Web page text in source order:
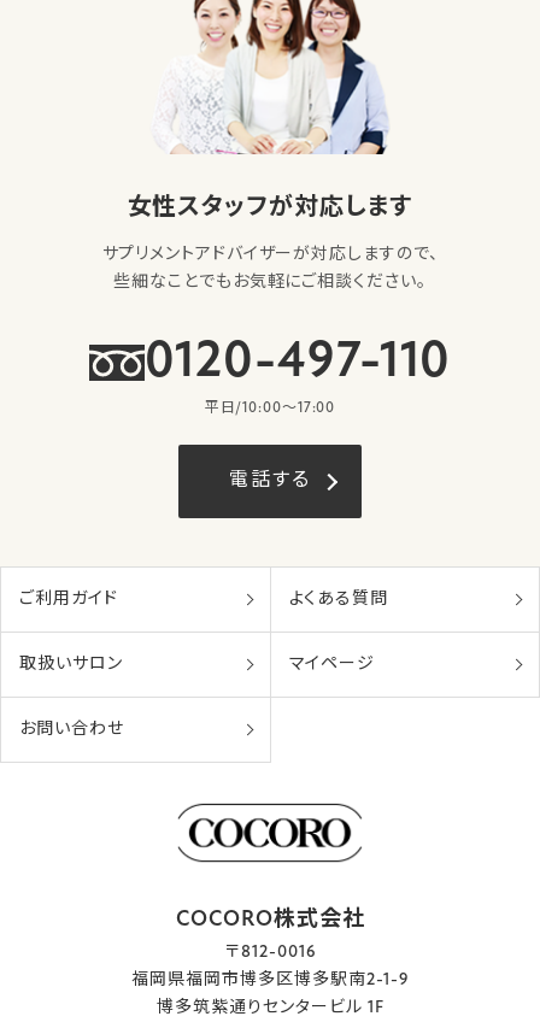
女性スタッフが対応します
サプリメントアドバイザーが対応しますので、
些細なことでもお気軽にご相談ください。
0120-497-110
平日/10:00〜17:00
電話する
ご利用ガイド よくある質問
取扱いサロン マイページ
お問い合わせ
COCORO株式会社
〒812-0016
福岡県福岡市博多区博多駅南2-1-9
博多筑紫通りセンタービル 1F